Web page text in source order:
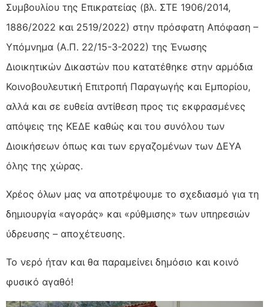
Συμβουλίου της Επικρατείας (βλ. ΣΤΕ 1906/2014,
1886/2022 και 2519/2022) στην πρόσφατη Απόφαση –
Υπόμνημα (Α.Π. 22/15-3-2022) της Ένωσης
Διοικητικών Δικαστών που κατατέθηκε στην αρμόδια
Κοινοβουλευτική Επιτροπή Παραγωγής και Εμπορίου,
αλλά και σε ευθεία αντίθεση προς τις εκφρασμένες
απόψεις της ΚΕΔΕ καθώς και του συνόλου των
Διοικήσεων όπως και των εργαζομένων των ΔΕΥΑ
όλης της χώρας.
Χρέος όλων μας να αποτρέψουμε το σχεδιασμό για τη
δημιουργία «αγοράς» και «ρύθμισης» των υπηρεσιών
ύδρευσης – αποχέτευσης.
Το νερό ήταν και θα παραμείνει δημόσιο και κοινό
φυσικό αγαθό!